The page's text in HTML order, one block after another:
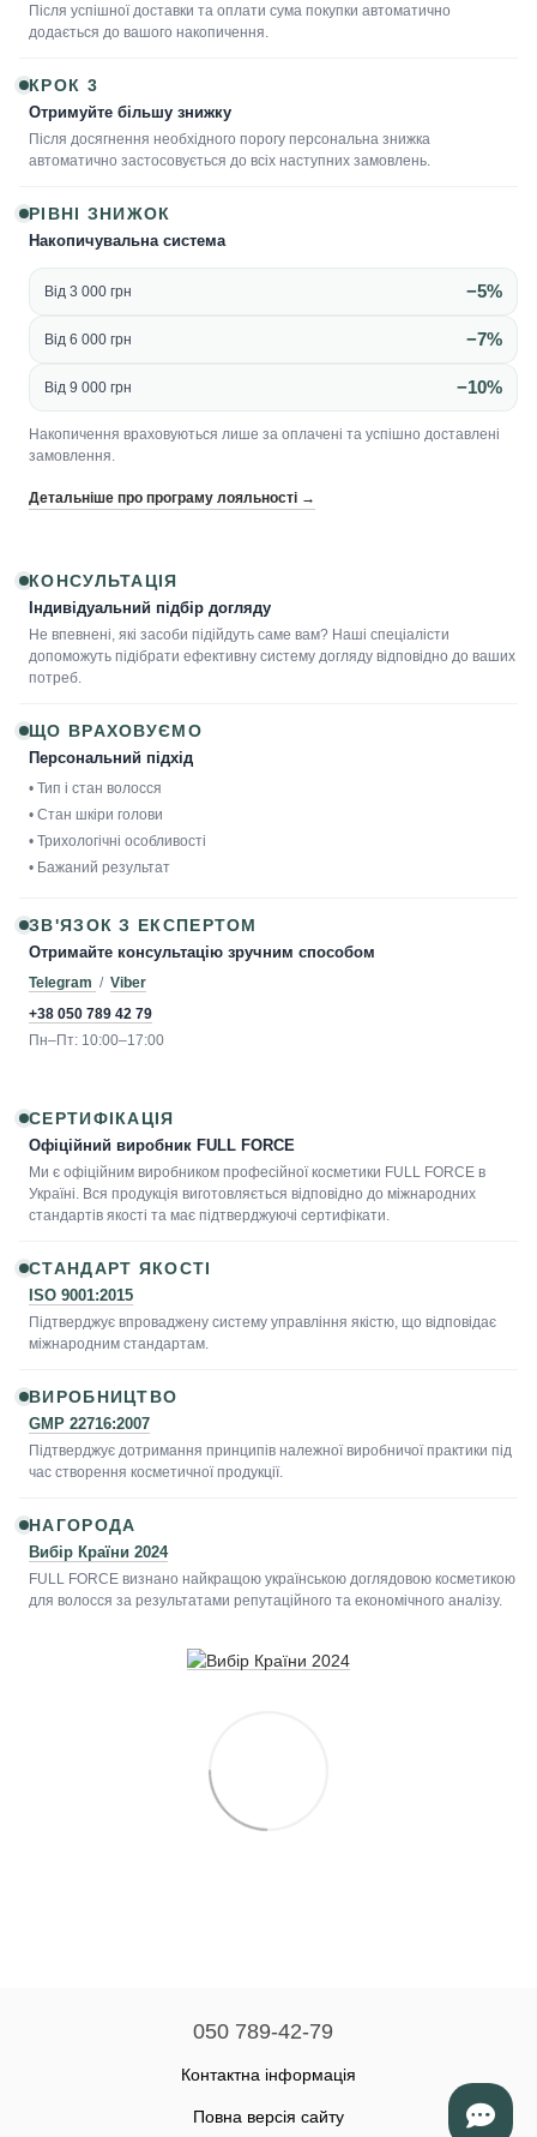
Після успішної доставки та оплати сума покупки автоматично
додається до вашого накопичення.
КРОК 3
Отримуйте більшу знижку
Після досягнення необхідного порогу персональна знижка
автоматично застосовується до всіх наступних замовлень.
РІВНІ ЗНИЖОК
Накопичувальна система
Від 3 000 грн −5%
Від 6 000 грн −7%
Від 9 000 грн −10%
Накопичення враховуються лише за оплачені та успішно доставлені
замовлення.
Детальніше про програму лояльності →
КОНСУЛЬТАЦІЯ
Індивідуальний підбір догляду
Не впевнені, які засоби підійдуть саме вам? Наші спеціалісти
допоможуть підібрати ефективну систему догляду відповідно до ваших
потреб.
ЩО ВРАХОВУЄМО
Персональний підхід
• Тип і стан волосся
• Стан шкіри голови
• Трихологічні особливості
• Бажаний результат
ЗВ'ЯЗОК З ЕКСПЕРТОМ
Отримайте консультацію зручним способом
Telegram / Viber
+38 050 789 42 79
Пн–Пт: 10:00–17:00
СЕРТИФІКАЦІЯ
Офіційний виробник FULL FORCE
Ми є офіційним виробником професійної косметики FULL FORCE в
Україні. Вся продукція виготовляється відповідно до міжнародних
стандартів якості та має підтверджуючі сертифікати.
СТАНДАРТ ЯКОСТІ
ISO 9001:2015
Підтверджує впроваджену систему управління якістю, що відповідає
міжнародним стандартам.
ВИРОБНИЦТВО
GMP 22716:2007
Підтверджує дотримання принципів належної виробничої практики під
час створення косметичної продукції.
НАГОРОДА
Вибір Країни 2024
FULL FORCE визнано найкращою українською доглядовою косметикою
для волосся за результатами репутаційного та економічного аналізу.
050 789-42-79
Контактна інформація
Повна версія сайту